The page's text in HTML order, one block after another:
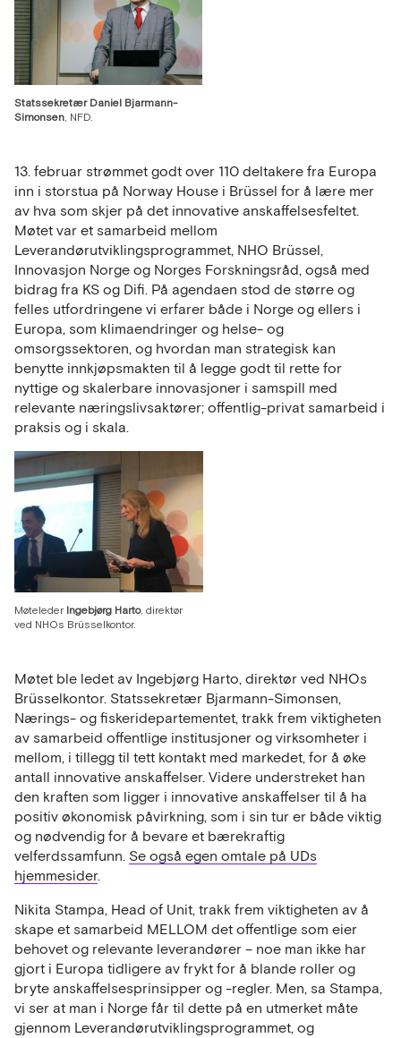
Statssekretær Daniel Bjarmann-
Simonsen, NFD.
13. februar strømmet godt over 110 deltakere fra Europa
inn i storstua på Norway House i Brüssel for å lære mer
av hva som skjer på det innovative anskaffelsesfeltet.
Møtet var et samarbeid mellom
Leverandørutviklingsprogrammet, NHO Brüssel,
Innovasjon Norge og Norges Forskningsråd, også med
bidrag fra KS og Difi. På agendaen stod de større og
felles utfordringene vi erfarer både i Norge og ellers i
Europa, som klimaendringer og helse- og
omsorgssektoren, og hvordan man strategisk kan
benytte innkjøpsmakten til å legge godt til rette for
nyttige og skalerbare innovasjoner i samspill med
relevante næringslivsaktører; offentlig-privat samarbeid i
praksis og i skala.
Møteleder Ingebjørg Harto, direktør
ved NHOs Brüsselkontor.
Møtet ble ledet av Ingebjørg Harto, direktør ved NHOs
Brüsselkontor. Statssekretær Bjarmann-Simonsen,
Nærings- og fiskeridepartementet, trakk frem viktigheten
av samarbeid offentlige institusjoner og virksomheter i
mellom, i tillegg til tett kontakt med markedet, for å øke
antall innovative anskaffelser. Videre understreket han
den kraften som ligger i innovative anskaffelser til å ha
positiv økonomisk påvirkning, som i sin tur er både viktig
og nødvendig for å bevare et bærekraftig
velferdssamfunn. Se også egen omtale på UDs
hjemmesider.
Nikita Stampa, Head of Unit, trakk frem viktigheten av å
skape et samarbeid MELLOM det offentlige som eier
behovet og relevante leverandører – noe man ikke har
gjort i Europa tidligere av frykt for å blande roller og
bryte anskaffelsesprinsipper og -regler. Men, sa Stampa,
vi ser at man i Norge får til dette på en utmerket måte
gjennom Leverandørutviklingsprogrammet, og